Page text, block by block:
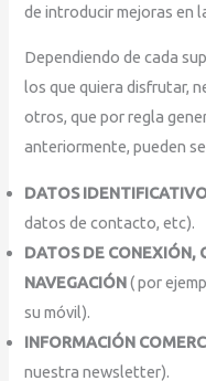
de introducir mejoras en
Dependiendo de cada
los que quiera disfrutar,
otros, que por regla
anteriormente, pueden
DATOS
datos de contacto, etc).
DATOS DE CONEXIÓN,
NAVEGACIÓN( por
su móvil).
INFORMACIÓN
nuestra newsletter).